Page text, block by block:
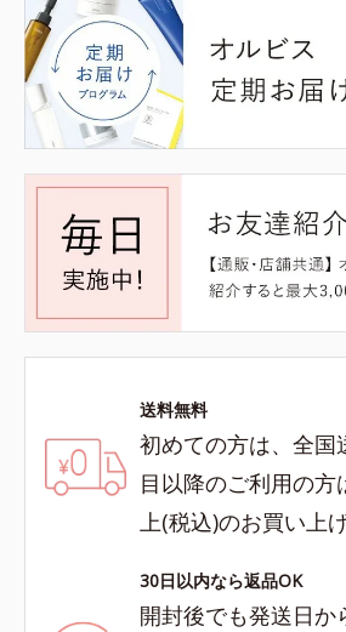
送料無料
初めての方は、全国
目以降のご利用の方
上(税込)のお買い上
30日以内なら返品OK
開封後でも発送日か